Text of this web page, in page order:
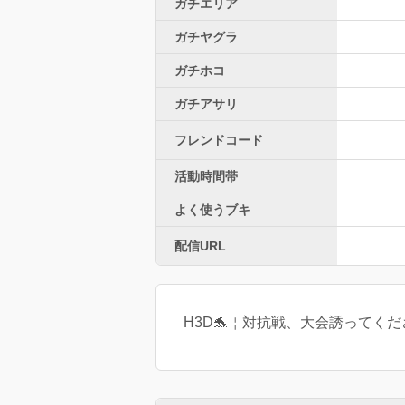
ガチエリア
ガチヤグラ
ガチホコ
ガチアサリ
フレンドコード
活動時間帯
よく使うブキ
配信URL
H3D🐬￤対抗戦、大会誘ってくだ